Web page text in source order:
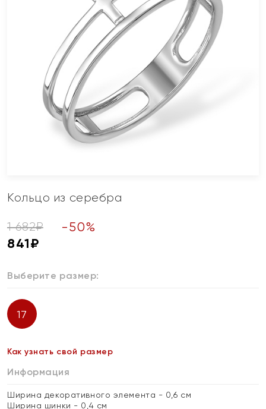
Кольцо из серебра
1 682₽ -50%
841₽
Выберите размер:
17
Как узнать свой размер
Информация
Ширина декоративного элемента - 0,6 см
Ширина шинки - 0,4 см